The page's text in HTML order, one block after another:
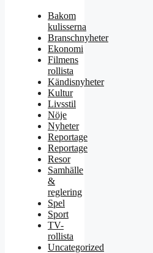
Bakom
kulisserna
Branschnyheter
Ekonomi
Filmens
rollista
Kändisnyheter
Kultur
Livsstil
Nöje
Nyheter
Reportage
Reportage
Resor
Samhälle
&
reglering
Spel
Sport
TV-
rollista
Uncategorized